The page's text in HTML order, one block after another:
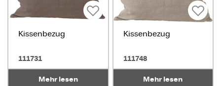
Kissenbezug
111731
Mehr lesen
Kissenbezug
111748
Mehr lesen